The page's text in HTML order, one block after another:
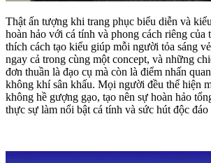
Thật ấn tượng khi trang phục biểu diễn và
hoàn hảo với cá tính và phong cách riêng của
thích cách tạo kiểu giúp mỗi người tỏa sáng
ngay cả trong cùng một concept, và những
đơn thuần là đạo cụ mà còn là điểm nhấn
không khí sân khấu. Mọi người đều thể hiện
không hề gượng gạo, tạo nên sự hoàn hảo
thực sự làm nổi bật cá tính và sức hút độc đáo